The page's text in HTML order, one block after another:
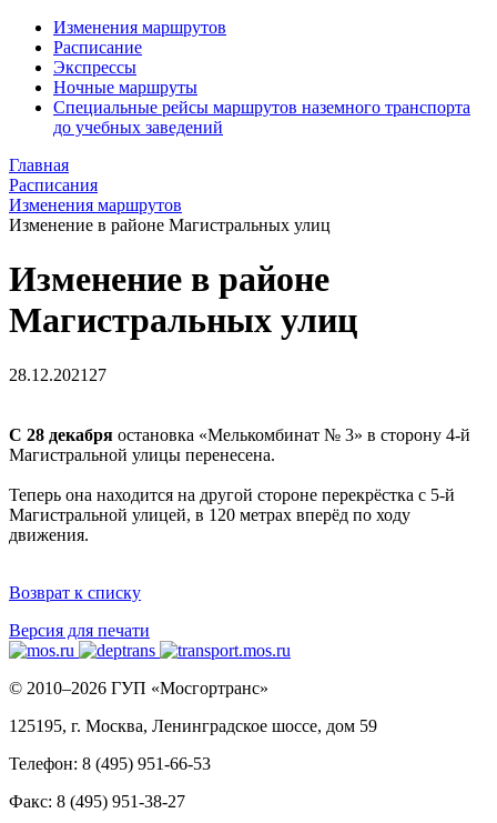
Изменения маршрутов
Расписание
Экспрессы
Ночные маршруты
Специальные рейсы маршрутов наземного транспорта
до учебных заведений
Главная
Расписания
Изменения маршрутов
Изменение в районе Магистральных улиц
Изменение в районе
Магистральных улиц
28.12.2021 27
С 28 декабря остановка «Мелькомбинат № 3» в сторону 4-й
Магистральной улицы перенесена.
Теперь она находится на другой стороне перекрёстка с 5-й
Магистральной улицей, в 120 метрах вперёд по ходу
движения.
Возврат к списку
Версия для печати
© 2010–2026 ГУП «Мосгортранс»
125195, г. Москва, Ленинградское шоссе, дом 59
Телефон: 8 (495) 951-66-53
Факс: 8 (495) 951-38-27